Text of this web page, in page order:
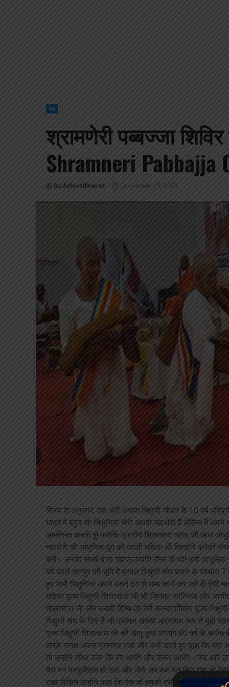
देश
श्रामणेरी पब्बज्जा
Shramneri Pabbajja
BuddhistBharat December 13, 2023
विनय के अनुसार, एक थेरी अथवा भिक्षुणी जीवन के 10 वर्ष
भारत में बहुत सी भिक्षुणियां थेरी अथवा महाथेरी हैं लेकिन मैं अपने
आमंत्रित करती हूं! क्योंकि पूजनीय शिलाचारा अय्या जी आज
महाथेरी जी आधुनिक युग की पहली महिला थी जिन्होंने अनेकों
बनी। उनका संघर्ष माता महाप्रजापति जैसा ही था! उन्हें
वर्ष पहले नागपुर की भूमि में प्रबल भिक्षुणी संघ बनाने के पश्चात
हुए सभी भिक्षुणियां अपने अपने ढंग से धम्म कार्य कर रही हैं! ऐसी
महिला पूज्य भिक्षुणी शिलाचारा जी थी जिनका सान्निध्य और
शिलाचारा जी और उनकी शिष्य एवं मेरी कल्याणमित्रा पूज्य
भिक्षुणी संघ के लिए है जो प्रत्यक्ष अथवा अप्रत्यक्ष रूप से मुझे
पूज्य भिक्षुणी शिलाचारा जी की आयु कुछ लगभग 80 वर्ष के
उनके समक्ष अपना प्रस्ताव रखा और उन्हें डरते हुए पूछा कि
तो उन्होंने सीधा कहा कि हम आयेंगे और जरूर आयेंगे। जब आप
मेरा मन प्रफुल्लित हो उठा और जैसे अब एक बल मिल गया हो
रखा लेकिन उन्होंने कहा कि एक तो हमको एसी सूट नहीं होता और